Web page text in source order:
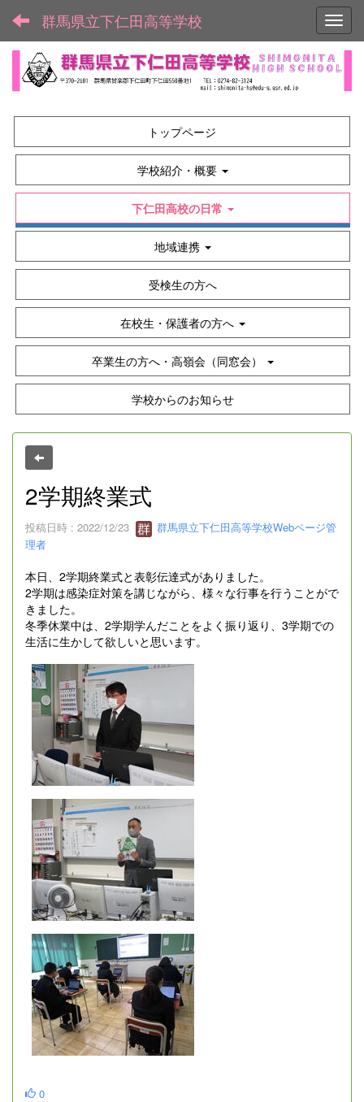
群馬県立下仁田高等学校
トップページ
学校紹介・概要
下仁田高校の日常
地域連携
受検生の方へ
在校生・保護者の方へ
卒業生の方へ・高嶺会（同窓会）
学校からのお知らせ
2学期終業式
投稿日時 : 2022/12/23
群馬県立下仁田高等学校Webページ管
理者
本日、2学期終業式と表彰伝達式がありました。
2学期は感染症対策を講じながら、様々な行事を行うことがで
きました。
冬季休業中は、2学期学んだことをよく振り返り、3学期での
生活に生かして欲しいと思います。
0